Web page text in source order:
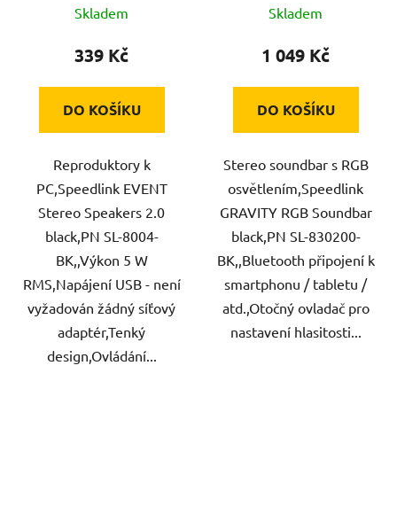
Skladem
339 Kč
DO KOŠÍKU
Reproduktory k
PC,Speedlink EVENT
Stereo Speakers 2.0
black,PN SL-8004-
BK,,Výkon 5 W
RMS,Napájení USB - není
vyžadován žádný síťový
adaptér,Tenký
design,Ovládání...
Skladem
1 049 Kč
DO KOŠÍKU
Stereo soundbar s RGB
osvětlením,Speedlink
GRAVITY RGB Soundbar
black,PN SL-830200-
BK,,Bluetooth připojení k
smartphonu / tabletu /
atd.,Otočný ovladač pro
nastavení hlasitosti...